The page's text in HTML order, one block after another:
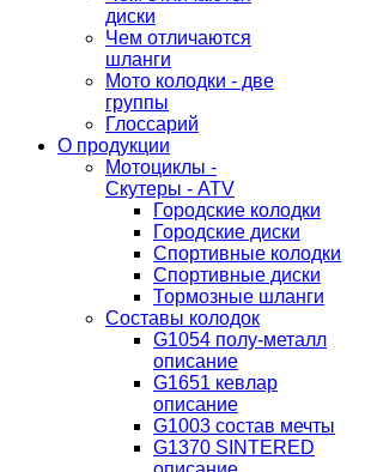
диски
Чем отличаются
шланги
Мото колодки - две
группы
Глоссарий
О продукции
Мотоциклы -
Скутеры - ATV
Городские колодки
Городские диски
Спортивные колодки
Спортивные диски
Тормозные шланги
Составы колодок
G1054 полу-металл
описание
G1651 кевлар
описание
G1003 состав мечты
G1370 SINTERED